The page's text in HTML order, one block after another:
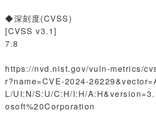
◆深刻度(CVSS)
[CVSS v3.1]
7.8
https://nvd.nist.gov/vuln-metrics/
r?name=CVE-2024-
L/UI:N/S:U/C:H/I:H/
osoft%20Corporation